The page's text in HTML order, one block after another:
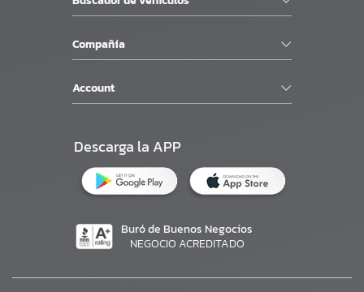
Compañía
Account
Descarga la APP
Buró de Buenos Negocios
NEGOCIO ACREDITADO